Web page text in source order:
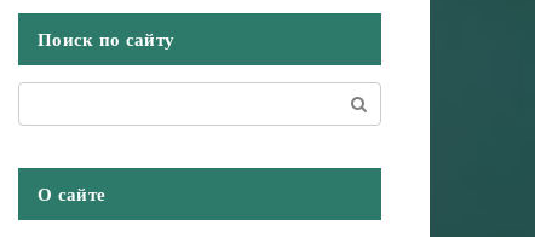
Поиск по сайту
О сайте